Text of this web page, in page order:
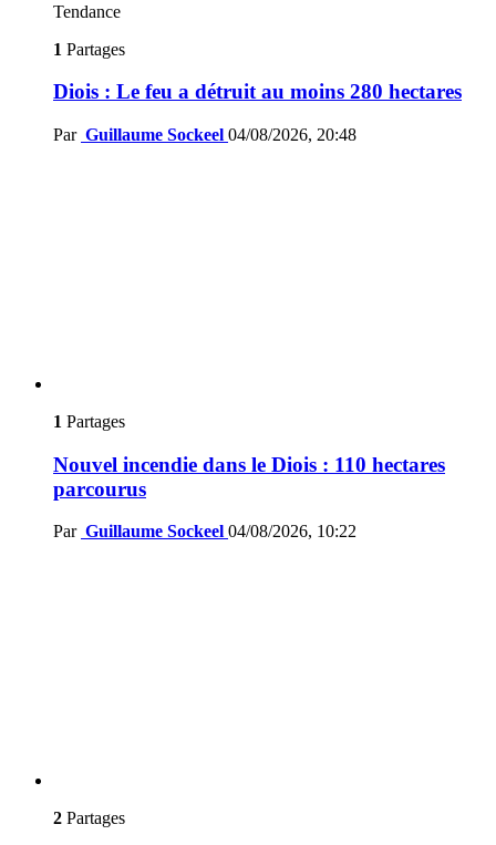
Tendance
1 Partages
Diois : Le feu a détruit au moins 280 hectares
Par Guillaume Sockeel 04/08/2026, 20:48
1 Partages
Nouvel incendie dans le Diois : 110 hectares
parcourus
Par Guillaume Sockeel 04/08/2026, 10:22
2 Partages